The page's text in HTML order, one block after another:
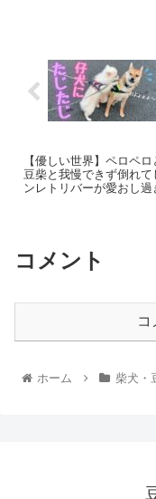
【優しい世界】ペロペ
豆柴と我慢できず倒れ
ンレトリバーが愛おし過
コメント
コ
ホーム 柴犬・